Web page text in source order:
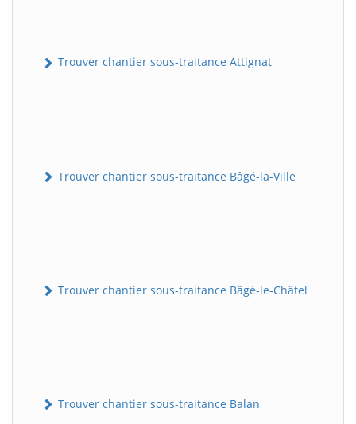
Trouver chantier sous-traitance Attignat
Trouver chantier sous-traitance Bâgé-la-Ville
Trouver chantier sous-traitance Bâgé-le-Châtel
Trouver chantier sous-traitance Balan